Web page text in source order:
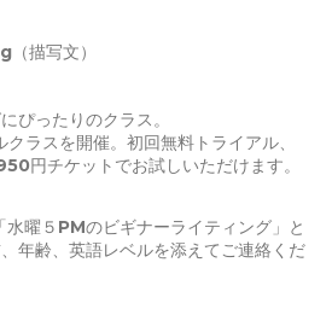
描写文）
ぴったりのクラス。
ラスを開催。初回無料トライアル、
円チケットでお試しいただけます。
曜５PMのビギナーライティング」と
年齢、英語レベルを添えてご連絡くだ